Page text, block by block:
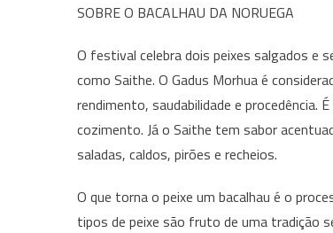
SOBRE O BACALHAU DA NORUEGA
O festival celebra dois peixes salgados e
como Saithe. O Gadus Morhua é
rendimento, saudabilidade e procedência.
cozimento. Já o Saithe tem sabor
saladas, caldos, pirões e recheios.
O que torna o peixe um bacalhau é o
tipos de peixe são fruto de uma tradição